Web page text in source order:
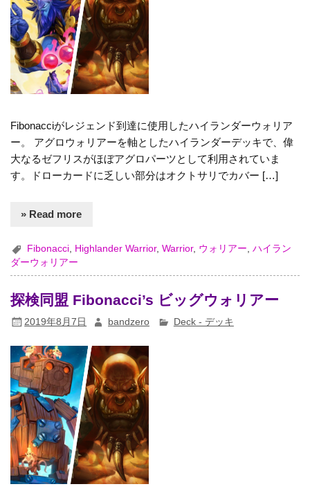
Fibonacciがレジェンド到達に使用したハイランダーウォリア
ー。 アグロウォリアーを軸としたハイランダーデッキで、偉
大なるゼフリスがほぼアグロパーツとして利用されていま
す。ドローカードに乏しい部分はオクトサリでカバー […]
» Read more
Fibonacci Highlander Warrior,Warrior, ウォリアー ,ハイラン
ダーウォリアー
探検同盟 Fibonacci’s ビッグウォリアー
2019年8月7日 bandzero Deck - デッキ